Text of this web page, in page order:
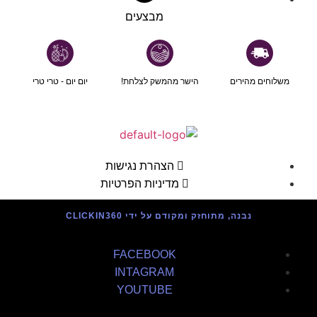
מבצעים
משלוחים מהירים הישר מהמשק לצלחת! יום יום - טרי טרי
הצהרת נגישות
מדיניות הפרטיות
נבנה, מתוחזק ומקודם על ידי CLICKIN360
FACEBOOK
INTAGRAM
YOUTUBE